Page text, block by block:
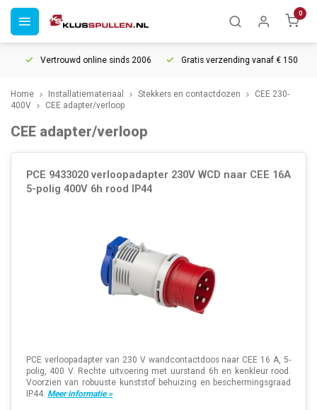
0
Vertrouwd online sinds 2006 Gratis verzending vanaf € 150
Home Installatiemateriaal Stekkers en contactdozen
CEE 230-
400V
CEE adapter/verloop
CEE adapter/verloop
PCE 9433020 verloopadapter 230V WCD naar CEE 16A
5-polig 400V 6h rood IP44
PCE verloopadapter van 230 V wandcontactdoos naar CEE 16 A, 5-
polig, 400 V. Rechte uitvoering met uurstand 6h en kenkleur rood.
Voorzien van robuuste kunststof behuizing en beschermingsgraad
IP44. Meer informatie »